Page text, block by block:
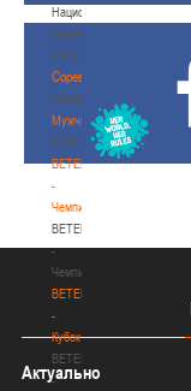
Национальная
команда.
Мужчины
Соревнования
Соревнования
Мужчины
Мужчины
BETERA
-
Чемпионат
BETERA
-
Чемпионат
BETERA
-
Кубок
BETERA
-
Актуально